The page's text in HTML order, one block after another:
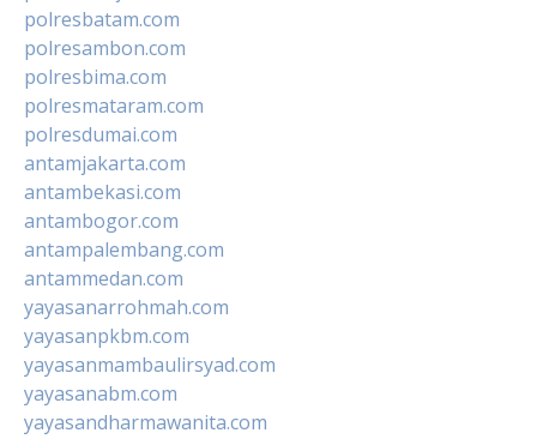
polresbatam.com
polresambon.com
polresbima.com
polresmataram.com
polresdumai.com
antamjakarta.com
antambekasi.com
antambogor.com
antampalembang.com
antammedan.com
yayasanarrohmah.com
yayasanpkbm.com
yayasanmambaulirsyad.com
yayasanabm.com
yayasandharmawanita.com